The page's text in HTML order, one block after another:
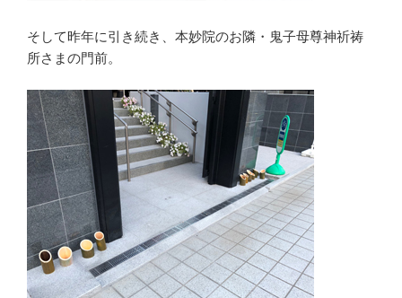
そして昨年に引き続き、本妙院のお隣・鬼子母尊神祈祷
所さまの門前。